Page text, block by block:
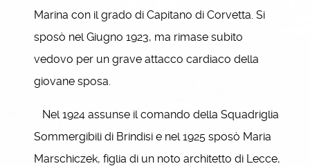
Marina con il grado di Capitano di Corvetta. Si
sposò nel Giugno 1923, ma rimase subito
vedovo per un grave attacco cardiaco della
giovane sposa.
Nel 1924 assunse il comando della Squadriglia
Sommergibili di Brindisi e nel 1925 sposò Maria
Marschiczek, figlia di un noto architetto di Lecce,